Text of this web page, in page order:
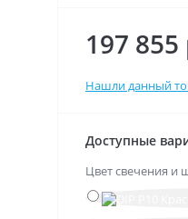
197 855
Нашли данный
Доступные
Цвет свечения и